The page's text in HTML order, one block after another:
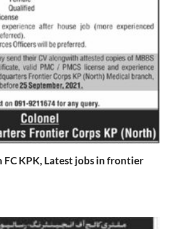
FC KPK, Latest jobs in frontier